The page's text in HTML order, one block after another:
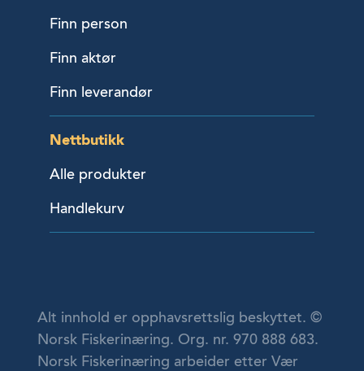
Finn person
Finn aktør
Finn leverandør
Nettbutikk
Alle produkter
Handlekurv
Alt innhold er opphavsrettslig beskyttet. ©
Norsk Fiskerinæring. Org. nr. 970 888 683.
Norsk Fiskerinæring arbeider etter Vær